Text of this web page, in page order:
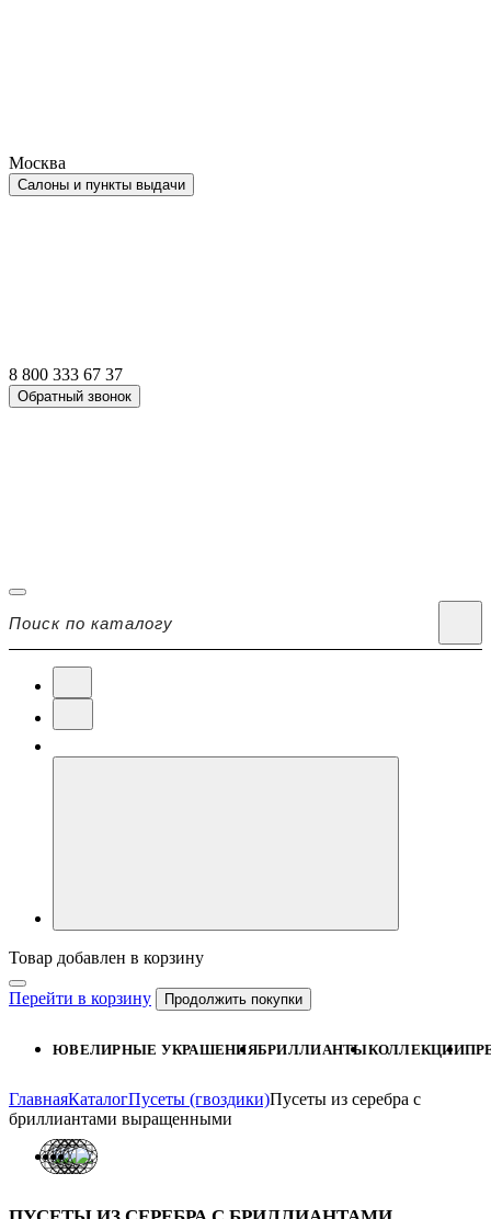
Москва
Салоны и пункты выдачи
8 800 333 67 37
Обратный звонок
Товар добавлен в корзину
Перейти в корзину Продолжить покупки
ЮВЕЛИРНЫЕ УКРАШЕНИЯБРИЛЛИАНТЫКОЛЛЕКЦИИ
ГлавнаяКаталогПусеты (гвоздики)Пусеты из серебра с
бриллиантами выращенными